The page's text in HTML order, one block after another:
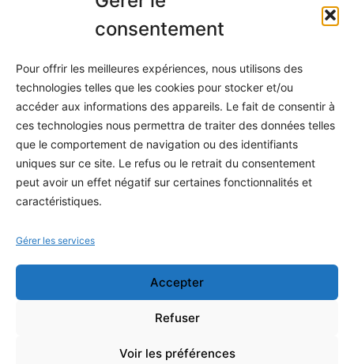
consentement
Pour offrir les meilleures expériences, nous utilisons des
technologies telles que les cookies pour stocker et/ou
accéder aux informations des appareils. Le fait de consentir à
ces technologies nous permettra de traiter des données telles
que le comportement de navigation ou des identifiants
uniques sur ce site. Le refus ou le retrait du consentement
peut avoir un effet négatif sur certaines fonctionnalités et
caractéristiques.
Gérer les services
Accepter
Refuser
Voir les préférences
S'abonner
À propos
Contact / Support
Mes publications
INFORMATIONS LÉGALES
Conditions générales de vente